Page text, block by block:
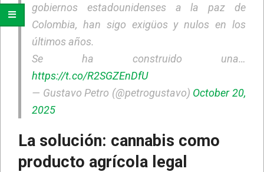
gobiernos estadounidenses a la paz de
Colombia, han sigo exigüos y nulos en los
últimos años.
Se ha construido una…
https://t.co/R2SGZEnDfU
— Gustavo Petro (@petrogustavo) October 20,
2025
La solución: cannabis como
producto agrícola legal